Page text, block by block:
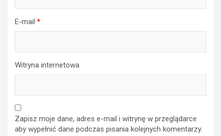
E-mail *
Witryna internetowa
Zapisz moje dane, adres e-mail i witrynę w przeglądarce
aby wypełnić dane podczas pisania kolejnych komentarzy.